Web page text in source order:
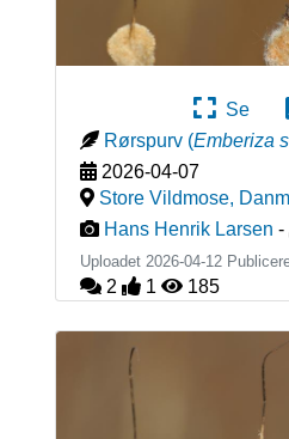
Se
Rørspurv (Emberiza
2026-04-07
Store Vildmose,
Hans Henrik Larsen -
Uploadet 2026-04-12
2 1 185